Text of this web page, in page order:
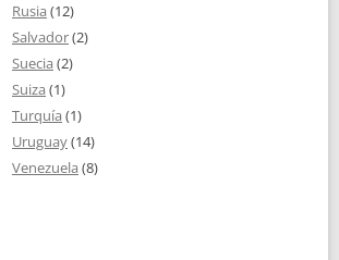
Rusia (12)
Salvador(2)
Suecia (2)
Suiza (1)
Turquía (1)
Uruguay(14)
Venezuela (8)